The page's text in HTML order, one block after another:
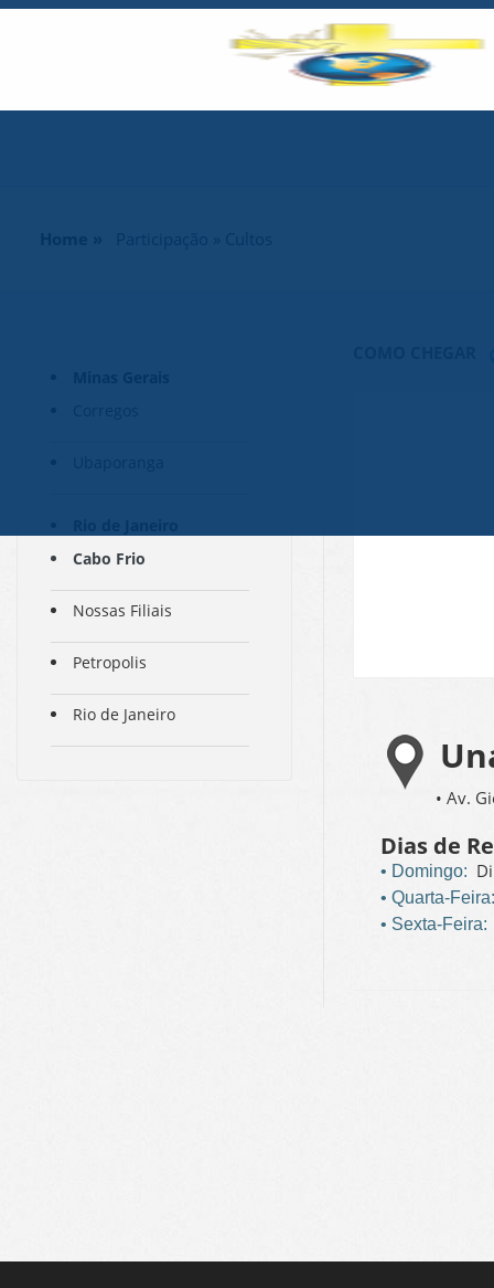
Cabo Frio
Nossas Filiais
Petropolis
Rio de Janeiro
• Av.
Dias de
• Domingo:
• Quarta-
• Sexta-